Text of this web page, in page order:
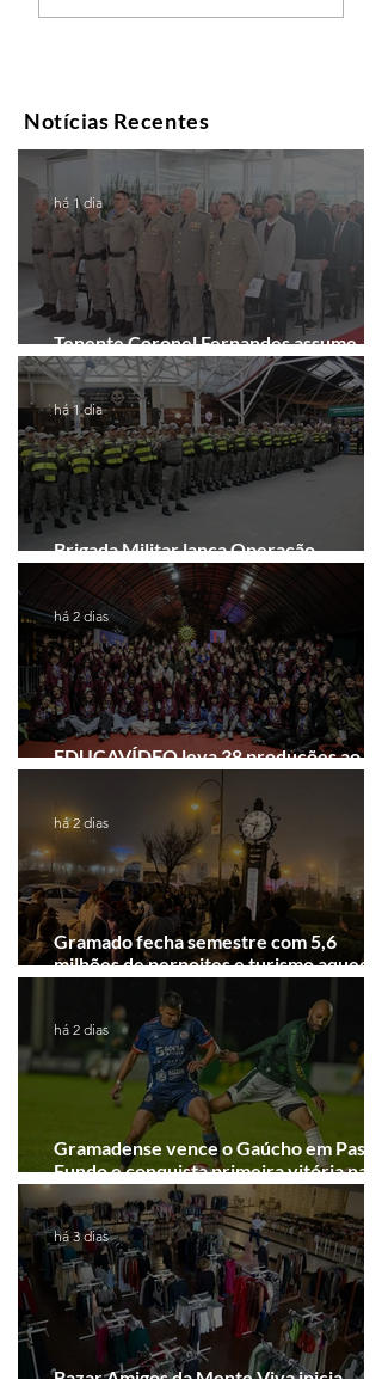
Notícias Recentes
Tenente Coronel Fernandes assume
comando do 41º BPM em Gramado
há 1 dia
Brigada Militar lança Operação
Convergência na Região das Hortênsias
há 1 dia
EDUCAVÍDEO leva 38 produções ao
Festival de Cinema de Gramado
há 2 dias
Gramado fecha semestre com 5,6
milhões de pernoites e turismo
Junho desponta!
há 2 dias
Gramadense vence o Gaúcho em Passo
Fundo e conquista primeira vitória na
Série A2
há 2 dias
Bazar Amigos da Mente Viva inicia
há 3 dias